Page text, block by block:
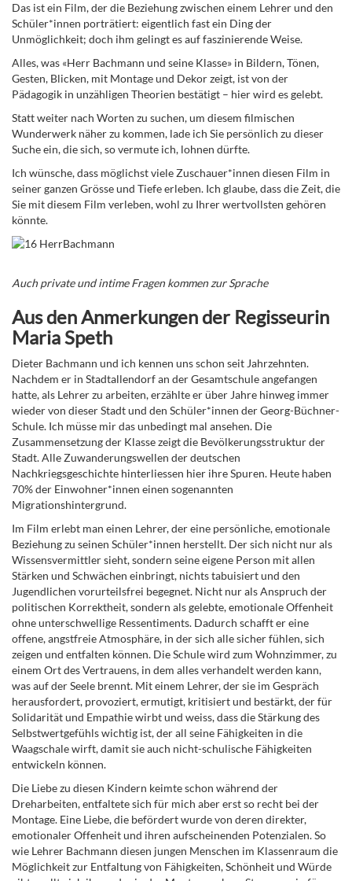
Das ist ein Film, der die Beziehung zwischen einem Lehrer und den
Schüler*innen porträtiert: eigentlich fast ein Ding der
Unmöglichkeit; doch ihm gelingt es auf faszinierende Weise.
Alles, was «Herr Bachmann und seine Klasse» in Bildern, Tönen,
Gesten, Blicken, mit Montage und Dekor zeigt, ist von der
Pädagogik in unzähligen Theorien bestätigt – hier wird es gelebt.
Statt weiter nach Worten zu suchen, um diesem filmischen
Wunderwerk näher zu kommen, lade ich Sie persönlich zu dieser
Suche ein, die sich, so vermute ich, lohnen dürfte.
Ich wünsche, dass möglichst viele Zuschauer*innen diesen Film in
seiner ganzen Grösse und Tiefe erleben. Ich glaube, dass die Zeit, die
Sie mit diesem Film verleben, wohl zu Ihrer wertvollsten gehören
könnte.
Auch private und intime Fragen kommen zur Sprache
Aus den Anmerkungen der Regisseurin
Maria Speth
Dieter Bachmann und ich kennen uns schon seit Jahrzehnten.
Nachdem er in Stadtallendorf an der Gesamtschule angefangen
hatte, als Lehrer zu arbeiten, erzählte er über Jahre hinweg immer
wieder von dieser Stadt und den Schüler*innen der Georg-Büchner-
Schule. Ich müsse mir das unbedingt mal ansehen. Die
Zusammensetzung der Klasse zeigt die Bevölkerungsstruktur der
Stadt. Alle Zuwanderungswellen der deutschen
Nachkriegsgeschichte hinterliessen hier ihre Spuren. Heute haben
70% der Einwohner*innen einen sogenannten
Migrationshintergrund.
Im Film erlebt man einen Lehrer, der eine persönliche, emotionale
Beziehung zu seinen Schüler*innen herstellt. Der sich nicht nur als
Wissensvermittler sieht, sondern seine eigene Person mit allen
Stärken und Schwächen einbringt, nichts tabuisiert und den
Jugendlichen vorurteilsfrei begegnet. Nicht nur als Anspruch der
politischen Korrektheit, sondern als gelebte, emotionale Offenheit
ohne unterschwellige Ressentiments. Dadurch schafft er eine
offene, angstfreie Atmosphäre, in der sich alle sicher fühlen, sich
zeigen und entfalten können. Die Schule wird zum Wohnzimmer, zu
einem Ort des Vertrauens, in dem alles verhandelt werden kann,
was auf der Seele brennt. Mit einem Lehrer, der sie im Gespräch
herausfordert, provoziert, ermutigt, kritisiert und bestärkt, der für
Solidarität und Empathie wirbt und weiss, dass die Stärkung des
Selbstwertgefühls wichtig ist, der all seine Fähigkeiten in die
Waagschale wirft, damit sie auch nicht-schulische Fähigkeiten
entwickeln können.
Die Liebe zu diesen Kindern keimte schon während der
Dreharbeiten, entfaltete sich für mich aber erst so recht bei der
Montage. Eine Liebe, die befördert wurde von deren direkter,
emotionaler Offenheit und ihren aufscheinenden Potenzialen. So
wie Lehrer Bachmann diesen jungen Menschen im Klassenraum die
Möglichkeit zur Entfaltung von Fähigkeiten, Schönheit und Würde